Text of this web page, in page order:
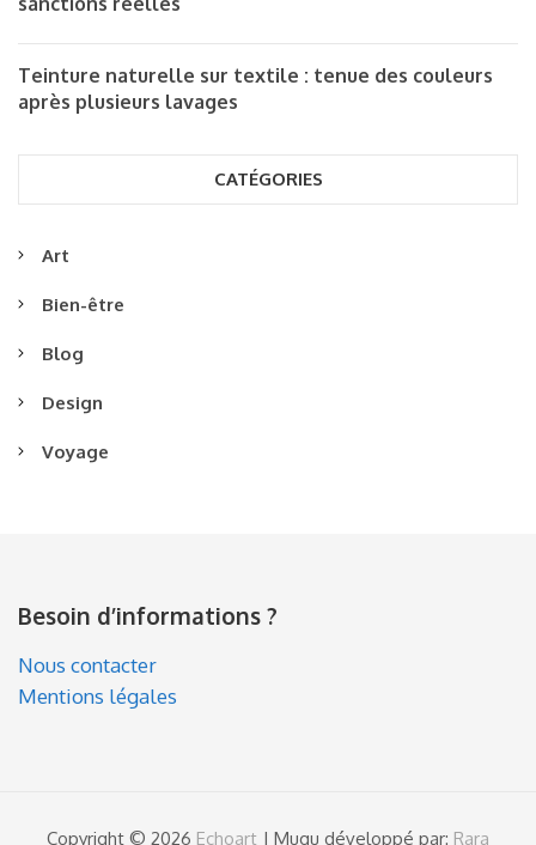
Teinture naturelle sur textile : tenue des couleurs
après plusieurs lavages
CATÉGORIES
Art
Bien-être
Blog
Design
Voyage
Besoin d’informations ?
Nous contacter
Mentions légales
Copyright © 2026 Echoart | Mugu développé par: Rara